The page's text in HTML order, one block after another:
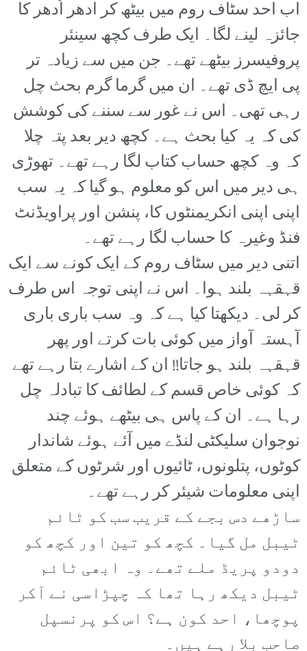
اب احد سٹاف روم میں بیٹھ کر ادھر اُدھر کا
جائزہ لینے لگا۔ ایک طرف کچھ سینئر
پروفیسرز بیٹھے تھے۔ جن میں سے زیادہ تر
پی ایچ ڈی تھے۔ ان میں گرما گرم بحث چل
رہی تھی۔ اس نے غور سے سننے کی کوشش
کی کہ یہ کیا بحث ہے۔ کچھ دیر بعد پتہ چلا
کہ وہ کچھ حساب کتاب لگا رہے تھے۔ تھوڑی
ہی دیر میں اس کو معلوم ہو گیا کہ یہ سب
اپنی اپنی انکریمنٹوں کا، پنشن اور پراویڈنٹ
فنڈ وغیرہ کا حساب لگا رہے تھے۔
اتنی دیر میں سٹاف روم کے ایک کونے سے ایک
قہقہہ بلند ہوا۔ اس نے اپنی توجہ اس طرف
کر لی۔ دیکھتا کیا ہے کہ وہ سب باری باری
آہستہ آواز میں کوئی بات کرتے اور پھر
قہقہہ بلند ہو جاتا!! ان کے اشارے بتا رہے تھے
کہ کوئی خاص قسم کے لطائف کا تبادلہ چل
رہا ہے۔ ان کے پاس ہی بیٹھے ہوئے چند
نوجوان سلیکٹی لنڈے میں آئے ہوئے شاندار
کوٹوں، پتلونوں، ٹائیوں اور شرٹوں کے متعلق
اپنی معلومات شیئر کر رہے تھے۔
ساڑھے دس بجے کے قریب سب کو ٹائم
ٹیبل مل گیا۔ کچھ کو تین اور کچھ کو
دودو پریڈ ملے تھے۔ وہ ابھی ٹائم
ٹیبل دیکھ رہا تھا کہ چپڑاسی نے آکر
پوچھا، احد کون ہے؟ اس کو پرنسپل
صاحب بلا رہے ہیں۔